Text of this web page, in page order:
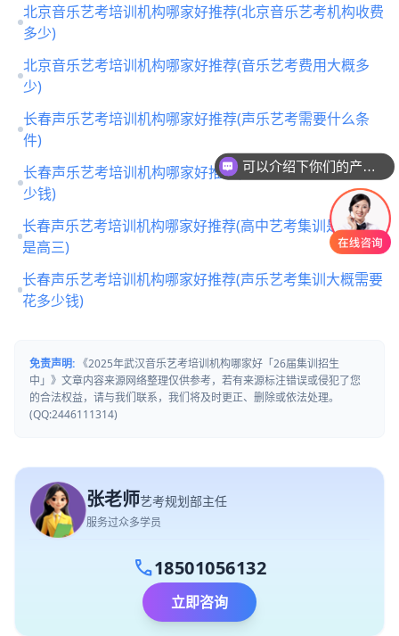
北京音乐艺考培训机构哪家好推荐(北京音乐艺考机构收费
多少)
北京音乐艺考培训机构哪家好推荐(音乐艺考费用大概多
少)
长春声乐艺考培训机构哪家好推荐(声乐艺考需要什么条
件)
长春声乐艺考培训机构哪家好推荐(长春声乐艺考集训要多
少钱)
长春声乐艺考培训机构哪家好推荐(高中艺考集训是高二还
是高三)
长春声乐艺考培训机构哪家好推荐(声乐艺考集训大概需要
花多少钱)
免责声明: 《2025年武汉音乐艺考培训机构哪家好「26届集训招生
中」》文章内容来源网络整理仅供参考，若有来源标注错误或侵犯了您
的合法权益，请与我们联系，我们将及时更正、删除或依法处理。
(QQ:2446111314)
张老师艺考规划部主任
服务过众多学员
call18501056132
立即咨询
你们是怎么收费的呢